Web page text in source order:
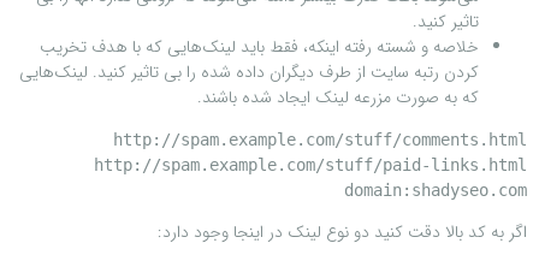
تاثیر کنید.
خلاصه و شسته رفته اینکه، فقط باید لینک‌هایی که با هدف تخریب
کردن رتبه سایت از طرف دیگران داده شده را بی تاثیر کنید. لینک‌هایی
که به صورت مزرعه لینک ایجاد شده باشند.
domain:shadyseo.com
اگر به کد بالا دقت کنید دو نوع لینک در اینجا وجود دارد: